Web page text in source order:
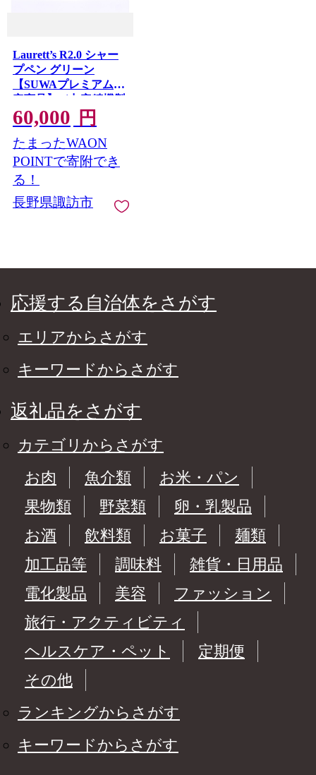
Laurett’s R2.0 シャー
プペン グリーン
【SUWAプレミアム認
定商品】／丸安精機製
作所 SUWAプレミアム
シャープペン 信州 長
野県 諏訪市 諏訪 【45-
05GR】
60,000 円
たまったWAON
POINTで寄附でき
る！
長野県諏訪市
応援する自治体をさがす
エリアからさがす
キーワードからさがす
返礼品をさがす
カテゴリからさがす
お肉
魚介類
お米・パン
果物類
野菜類
卵・乳製品
お酒
飲料類 お菓子
麺類
加工品等
調味料
雑貨・日用品
電化製品
美容
ファッション
旅行・アクティビティ
ヘルスケア・ペット
定期便
その他
ランキングからさがす
キーワードからさがす